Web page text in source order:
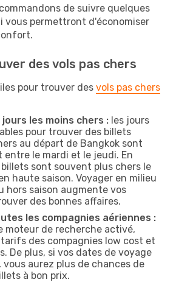
de suivre quelques
vous permettront d'économiser
des vols pas chers
pour trouver des vols pas chers
les moins chers : les jours
pour trouver des billets
au départ de Bangkok sont
entre le mardi et le jeudi. En
sont souvent plus chers le
haute saison. Voyager en milieu
hors saison augmente vos
des bonnes affaires.
les compagnies aériennes :
moteur de recherche activé,
des compagnies low cost et
De plus, si vos dates de voyage
vous aurez plus de chances de
à bon prix.